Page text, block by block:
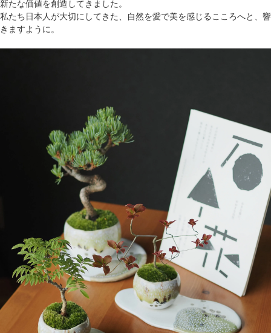
新たな価値を創造してきました。
私たち日本人が大切にしてきた、自然を愛で美を感じるこころへと、響
きますように。